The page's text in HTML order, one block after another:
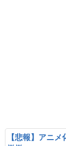
【悲報】アニ